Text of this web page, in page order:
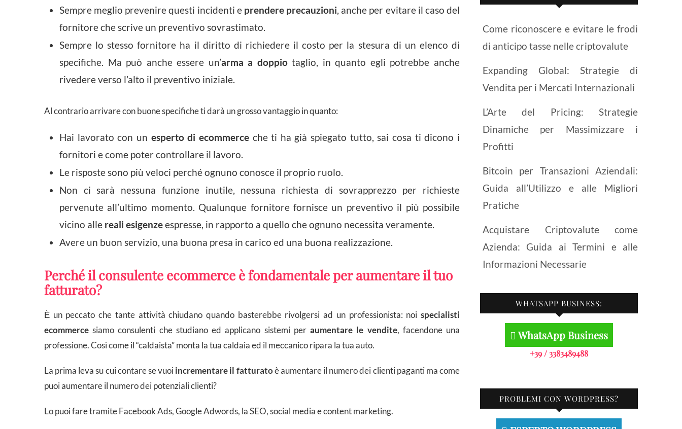
Sempre meglio prevenire questi incidenti e prendere precauzioni, anche per evitare il caso del
fornitore che scrive un preventivo sovrastimato.
Sempre lo stesso fornitore ha il diritto di richiedere il costo per la stesura di un elenco di
specifiche. Ma può anche essere un’arma a doppiotaglio, in quanto egli potrebbe anche
rivedere verso l’alto il preventivo iniziale.
Al contrario arrivare con buone specifiche ti darà un grosso vantaggio in quanto:
Hai lavorato con un esperto di ecommerceche ti ha già spiegato tutto, sai cosa ti dicono i
fornitori e come poter controllare il lavoro.
Le risposte sono più veloci perché ognuno conosce il proprio ruolo.
Non ci sarà nessuna funzione inutile, nessuna richiesta di sovrapprezzo per richieste
pervenute all’ultimo momento. Qualunque fornitore fornisce un preventivo il più possibile
vicino alle reali esigenzeespresse, in rapporto a quello che ognuno necessita veramente.
Avere un buon servizio, una buona presa in carico ed una buona realizzazione.
Perché il consulente ecommerce è fondamentale per aumentare il tuo
fatturato?
Ѐ un peccato che tante attività chiudano quando basterebbe rivolgersi ad un professionista: noi specialisti
ecommerce siamo consulenti che studiano ed applicano sistemi peraumentare le vendite, facendone una
professione. Così come il “caldaista” monta la tua caldaia ed il meccanico ripara la tua auto.
La prima leva su cui contare se vuoiincrementare il fatturatoè aumentare il numero dei clienti paganti ma come
puoi aumentare il numero dei potenziali clienti?
Lo puoi fare tramite Facebook Ads, Google Adwords, la SEO, social media e content marketing.
Come riconoscere e evitare le frodi
di anticipo tasse nelle criptovalute
Expanding Global: Strategie di
Vendita per i Mercati Internazionali
L’Arte del Pricing: Strategie
Dinamiche per Massimizzare i
Profitti
Bitcoin per Transazioni Aziendali:
Guida all’Utilizzo e alle Migliori
Pratiche
Acquistare Criptovalute come
Azienda: Guida ai Termini e alle
Informazioni Necessarie
WHATSAPP BUSINESS:
WhatsApp Business
+39 / 3383489488
PROBLEMI CON WORDPRESS?